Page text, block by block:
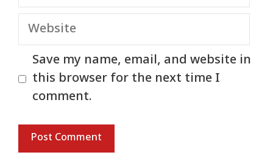
Website
Save my name, email, and website in
this browser for the next time I
comment.